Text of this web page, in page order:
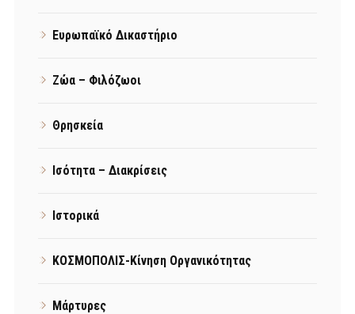
Ευρωπαϊκό Δικαστήριο
Ζώα – Φιλόζωοι
Θρησκεία
Ισότητα – Διακρίσεις
Ιστορικά
ΚΟΣΜΟΠΟΛΙΣ-Κίνηση Οργανικότητας
Μάρτυρες